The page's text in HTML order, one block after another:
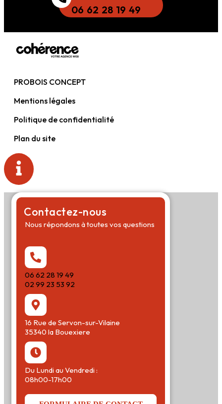
06 62 28 19 49
PROBOIS CONCEPT
Mentions légales
Politique de confidentialité
Plan du site
Contactez-nous
Nous répondons à toutes vos questions
06 62 28 19 49
02 99 23 53 92
16 Rue de Servon-sur-Vilaine
35340 la Bouexiere
Du Lundi au Vendredi :
08h00-17h00